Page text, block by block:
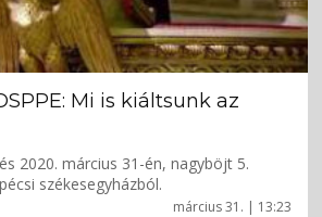
március 31. | 13:23
Mi is kiáltsunk az
2020. március 31-én, nagyböjt 5.
székesegyházból.